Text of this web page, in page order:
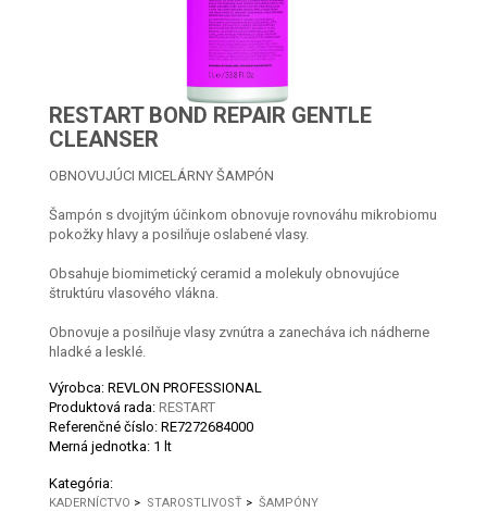
RESTART BOND REPAIR GENTLE
CLEANSER
OBNOVUJÚCI MICELÁRNY ŠAMPÓN
Šampón s dvojitým účinkom obnovuje rovnováhu mikrobiomu
pokožky hlavy a posilňuje oslabené vlasy.
Obsahuje biomimetický ceramid a molekuly obnovujúce
štruktúru vlasového vlákna.
Obnovuje a posilňuje vlasy zvnútra a zanecháva ich nádherne
hladké a lesklé.
Výrobca: REVLON PROFESSIONAL
Produktová rada: RESTART
Referenčné číslo: RE7272684000
Merná jednotka: 1 lt
Kategória:
KADERNÍCTVO > STAROSTLIVOSŤ > ŠAMPÓNY